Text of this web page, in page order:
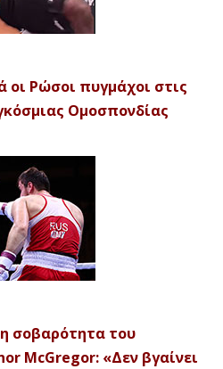
οι Ρώσοι πυγμάχοι στις
Ομοσπονδίας
σοβαρότητα του
McGregor: «Δεν βγαίνει